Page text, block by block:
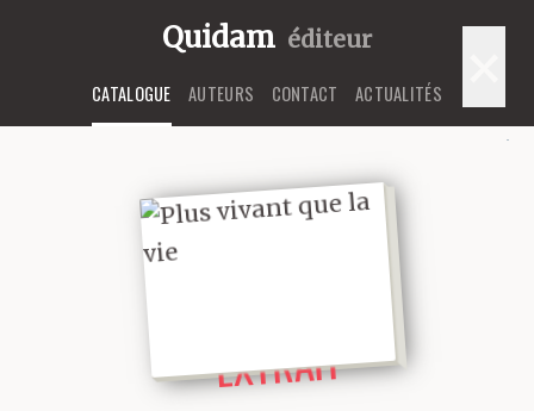
Quidam éditeur
CATALOGUE AUTEURS CONTACT ACTUALITÉS
EXTRAIT